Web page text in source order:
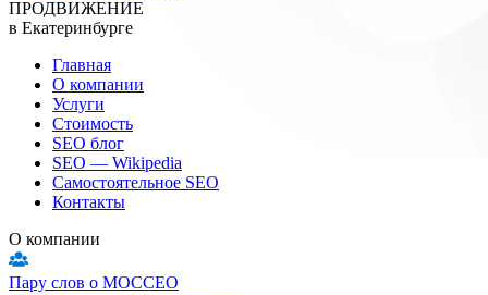
ПРОДВИЖЕНИЕ
в Екатеринбурге
Главная
О компании
Услуги
Стоимость
SEO блог
SEO — Wikipedia
Самостоятельное SEO
Контакты
О компании
Пару слов о МОССЕО